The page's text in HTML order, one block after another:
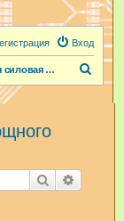
Вход
Прочая силовая электроника
Поиск